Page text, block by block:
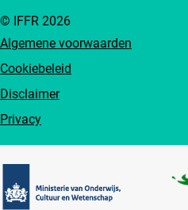
Algemene voorwaarden
Cookiebeleid
Disclaimer
Privacy
© IFFR 2026